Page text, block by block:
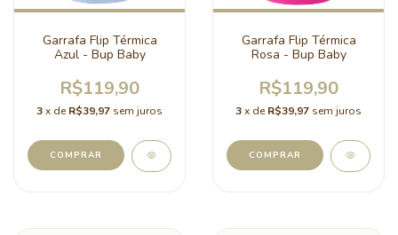
Garrafa Flip Térmica
Azul - Bup Baby
R$119,90
3x de R$39,97 sem juros
Garrafa Flip Térmica
Rosa - Bup Baby
R$119,90
3x de R$39,97 sem juros